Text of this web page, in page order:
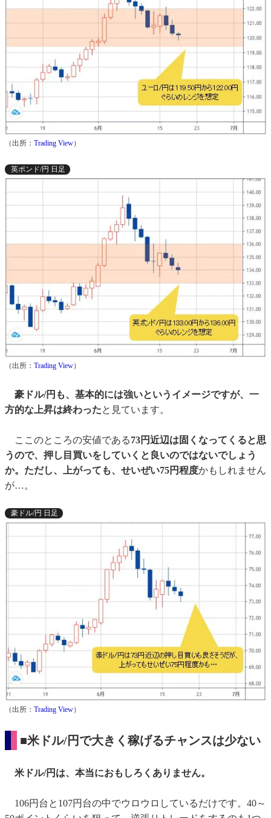
（出所： Trading View）
英ポンド/円 日足
（出所： Trading View）
豪ドル/円も、基本的には強いというイメージですが、一
方的な上昇は終わったと見ています。
ここのところの安値である73円近辺は固くなってくると思
うので、押し目買いをしていくと良いのではないでしょう
か。ただし、上がっても、せいぜい75円程度かもしれません
が…。
豪ドル/円 日足
（出所： Trading View）
■米ドル/円で大きく稼げるチャンスは少ない
米ドル/円は、本当におもしろくありません。
106円台と107円台の中でウロウロしているだけです。40～